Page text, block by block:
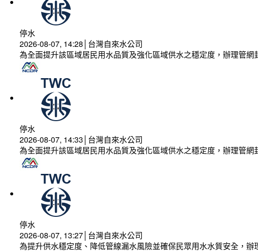
停水
2026-08-07, 14:28│台灣自來水公司
為全面提升該區域居民用水品質及強化區域供水之穩定度，辦理管網
停水
2026-08-07, 14:33│台灣自來水公司
為全面提升該區域居民用水品質及強化區域供水之穩定度，辦理管網
停水
2026-08-07, 13:27│台灣自來水公司
為提升供水穩定度、降低管線漏水風險並確保民眾用水水質安全，